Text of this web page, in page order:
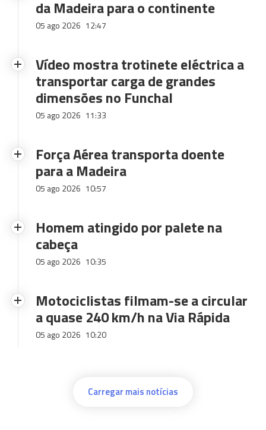
da Madeira para o continente
05 ago 2026 12:47
Vídeo mostra trotinete eléctrica a
transportar carga de grandes
dimensões no Funchal
05 ago 2026 11:33
Força Aérea transporta doente
para a Madeira
05 ago 2026 10:57
Homem atingido por palete na
cabeça
05 ago 2026 10:35
Motociclistas filmam-se a circular
a quase 240 km/h na Via Rápida
05 ago 2026 10:20
Carregar mais notícias